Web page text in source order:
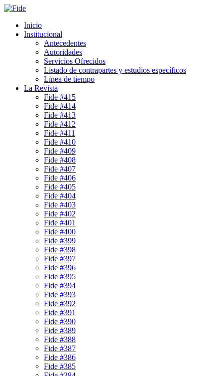
Inicio
Institucional
Antecedentes
Autoridades
Servicios Ofrecidos
Listado de contrapartes y estudios específicos
Línea de tiempo
La Revista
Fide #415
Fide #414
Fide #413
Fide #412
Fide #411
Fide #410
Fide #409
Fide #408
Fide #407
Fide #406
Fide #405
Fide #404
Fide #403
Fide #402
Fide #401
Fide #400
Fide #399
Fide #398
Fide #397
Fide #396
Fide #395
Fide #394
Fide #393
Fide #392
Fide #391
Fide #390
Fide #389
Fide #388
Fide #387
Fide #386
Fide #385